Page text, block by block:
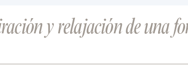
y relajación de una